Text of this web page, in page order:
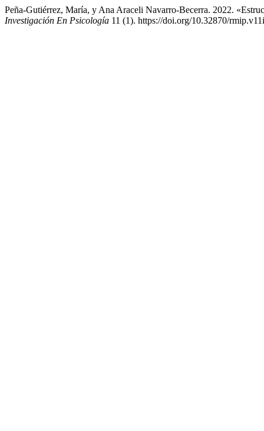
Peña-Gutiérrez, María, y Ana Araceli Navarro-Becerra. 2022.
Investigación En Psicología 11 (1). https://doi.org/10.32870/